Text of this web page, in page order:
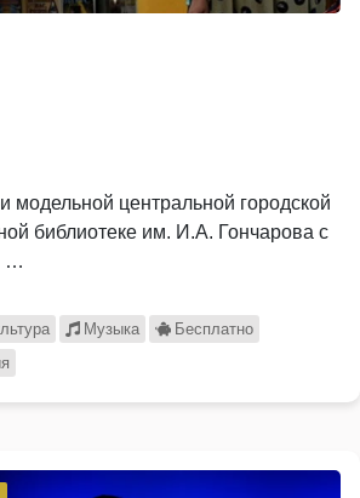
модельной центральной городской
библиотеке им. И.А. Гончарова с
…
Музыка
Бесплатно